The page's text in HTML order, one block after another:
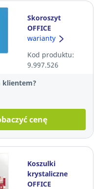
Skoroszyt
OFFICE
PRODUCTS, A4,
niebieski, miękki
warianty
Kod produktu:
9.997.526
klientem?
cenę
Koszulki
krystaliczne
OFFICE